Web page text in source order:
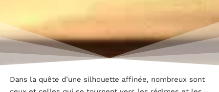
Dans la quête d’une silhouette affinée, nombreux sont